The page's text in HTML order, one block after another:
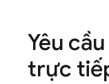
Yêu cầu
trực